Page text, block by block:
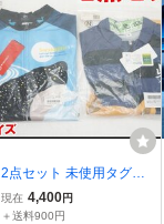
2点セット 未使用タグ付
き SUNVOLT サイクルジ
ャージ Mサイズ ワールド
現在 4,400円
＋送料900円